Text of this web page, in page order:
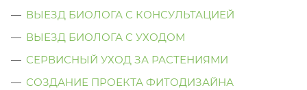
ВЫЕЗД БИОЛОГА С КОНСУЛЬТАЦИЕЙ
ВЫЕЗД БИОЛОГА C УХОДОМ
СЕРВИСНЫЙ УХОД ЗА РАСТЕНИЯМИ
СОЗДАНИЕ ПРОЕКТА ФИТОДИЗАЙНА